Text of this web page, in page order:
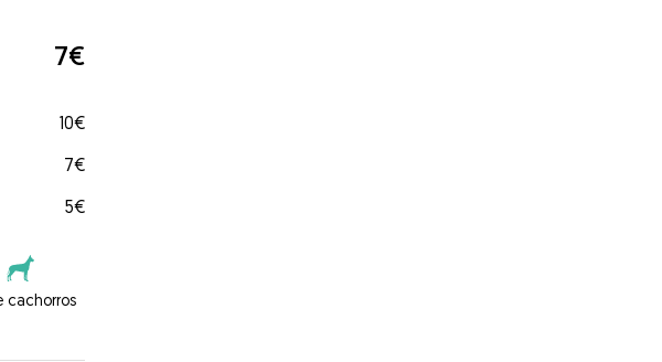
7€
10€
7€
5€
cachorros